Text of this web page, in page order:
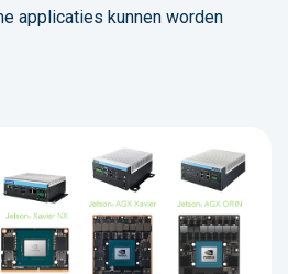
applicaties kunnen worden